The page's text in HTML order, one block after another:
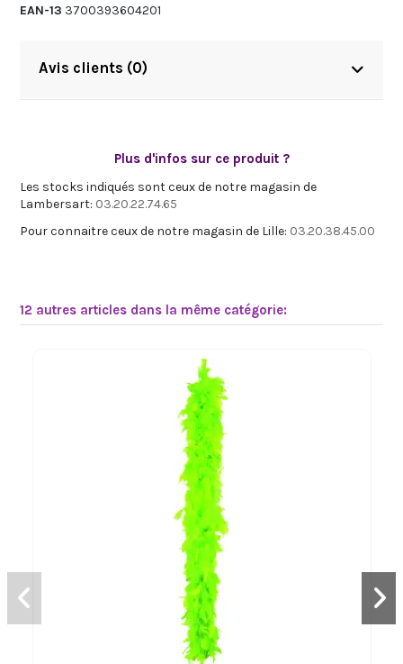
EAN-13 3700393604201
Avis clients (0)
Plus d'infos sur ce produit ?
Les stocks indiqués sont ceux de notre magasin de
Lambersart: 03.20.22.74.65
Pour connaitre ceux de notre magasin de Lille: 03.20.38.45.00
12 autres articles dans la même catégorie: